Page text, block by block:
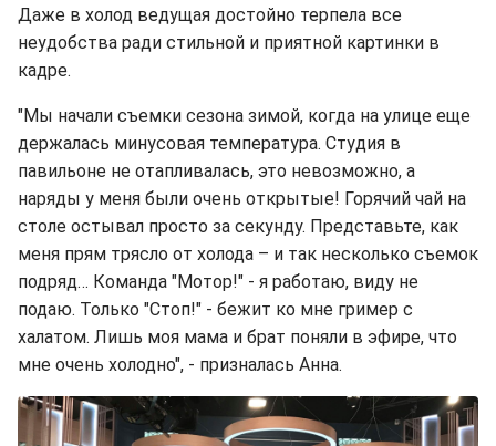
Даже в холод ведущая достойно терпела все
неудобства ради стильной и приятной картинки в
кадре.
"Мы начали съемки сезона зимой, когда на улице еще
держалась минусовая температура. Студия в
павильоне не отапливалась, это невозможно, а
наряды у меня были очень открытые! Горячий чай на
столе остывал просто за секунду. Представьте, как
меня прям трясло от холода – и так несколько съемок
подряд… Команда "Мотор!" - я работаю, виду не
подаю. Только "Стоп!" - бежит ко мне гример с
халатом. Лишь моя мама и брат поняли в эфире, что
мне очень холодно", - призналась Анна.